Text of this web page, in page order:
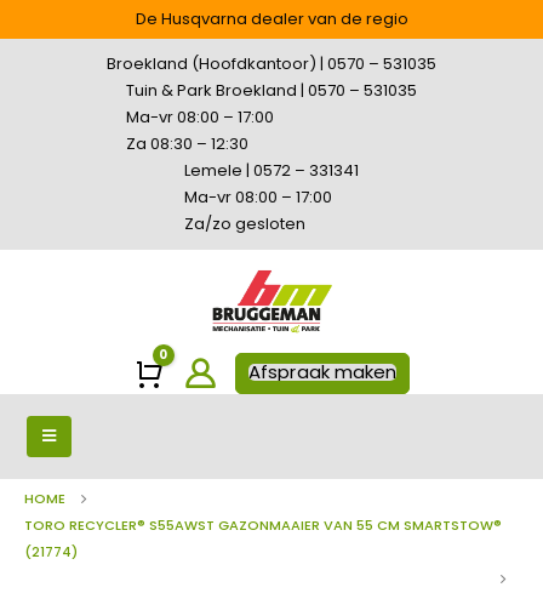
De Husqvarna dealer van de regio
Broekland (Hoofdkantoor) | 0570 – 531035
Tuin & Park Broekland | 0570 – 531035
Ma-vr 08:00 – 17:00
Za 08:30 – 12:30
Lemele | 0572 – 331341
Ma-vr 08:00 – 17:00
Za/zo gesloten
Winkelwagen
0
Afspraak maken
HOME
TORO RECYCLER® S55AWST GAZONMAAIER VAN 55 CM SMARTSTOW®
(21774)